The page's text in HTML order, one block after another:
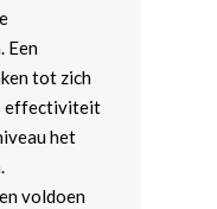
Een
tot zich
effectiviteit
het
voldoen